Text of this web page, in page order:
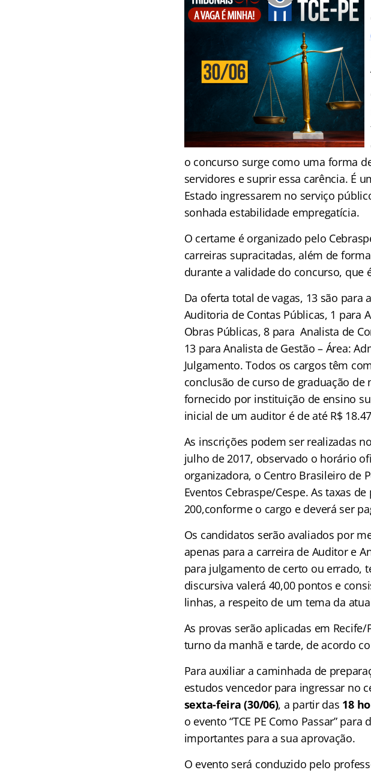
o concurso surge como uma forma
servidores e suprir essa carência. É
Estado ingressarem no serviço
sonhada estabilidade empregatícia.
O certame é organizado pelo
carreiras supracitadas, além de
durante a validade do concurso, que
Da oferta total de vagas, 13 são
Auditoria de Contas Públicas, 1 para
Obras Públicas, 8 para Analista de
13 para Analista de Gestão – Área:
Julgamento. Todos os cargos têm
conclusão de curso de graduação
fornecido por instituição de ensino
inicial de um auditor é de até R$
As inscrições podem ser realizadas
julho de 2017, observado o horário
organizadora, o Centro Brasileiro de
Eventos Cebraspe/Cespe. As taxas
200,conforme o cargo e deverá ser
Os candidatos serão avaliados por
apenas para a carreira de Auditor e
para julgamento de certo ou errado,
discursiva valerá 40,00 pontos e
linhas, a respeito de um tema da
As provas serão aplicadas em Recife/
turno da manhã e tarde, de acordo
Para auxiliar a caminhada de
estudos vencedor para ingressar no
sexta-feira (30/06), a partir das 18
o evento “TCE PE Como Passar”
importantes para a sua aprovação.
O evento será conduzido pelo